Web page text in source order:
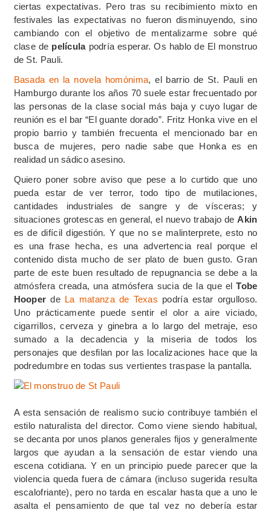
ciertas expectativas. Pero tras su recibimiento mixto en
festivales las expectativas no fueron disminuyendo, sino
cambiando con el objetivo de mentalizarme sobre qué
clase de películapodría esperar. Os hablo de El monstruo
de St. Pauli.
Basada en la novela homónima, el barrio de St. Pauli en
Hamburgo durante los años 70 suele estar frecuentado por
las personas de la clase social más baja y cuyo lugar de
reunión es el bar “El guante dorado”. Fritz Honka vive en el
propio barrio y también frecuenta el mencionado bar en
busca de mujeres, pero nadie sabe que Honka es en
realidad un sádico asesino.
Quiero poner sobre aviso que pese a lo curtido que uno
pueda estar de ver terror, todo tipo de mutilaciones,
cantidades industriales de sangre y de vísceras; y
situaciones grotescas en general, el nuevo trabajo deAkin
es de difícil digestión. Y que no se malinterprete, esto no
es una frase hecha, es una advertencia real porque el
contenido dista mucho de ser plato de buen gusto. Gran
parte de este buen resultado de repugnancia se debe a la
atmósfera creada, una atmósfera sucia de la que elTobe
Hooper de La matanza de Texas podría estar orgulloso.
Uno prácticamente puede sentir el olor a aire viciado,
cigarrillos, cerveza y ginebra a lo largo del metraje, eso
sumado a la decadencia y la miseria de todos los
personajes que desfilan por las localizaciones hace que la
podredumbre en todas sus vertientes traspase la pantalla.
A esta sensación de realismo sucio contribuye también el
estilo naturalista del director. Como viene siendo habitual,
se decanta por unos planos generales fijos y generalmente
largos que ayudan a la sensación de estar viendo una
escena cotidiana. Y en un principio puede parecer que la
violencia queda fuera de cámara (incluso sugerida resulta
escalofriante), pero no tarda en escalar hasta que a uno le
asalta el pensamiento de que tal vez no debería estar